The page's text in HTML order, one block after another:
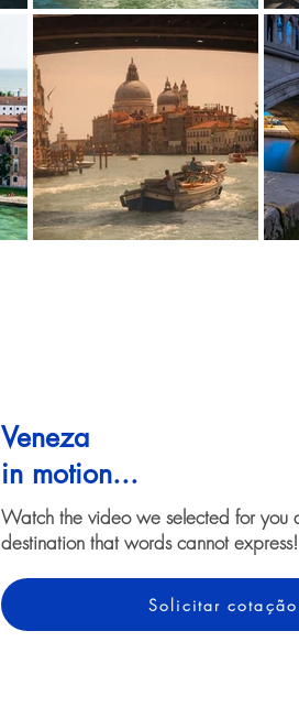
Veneza
in motion...
Watch the video we selected for you
destination that words cannot express!
Solicitar